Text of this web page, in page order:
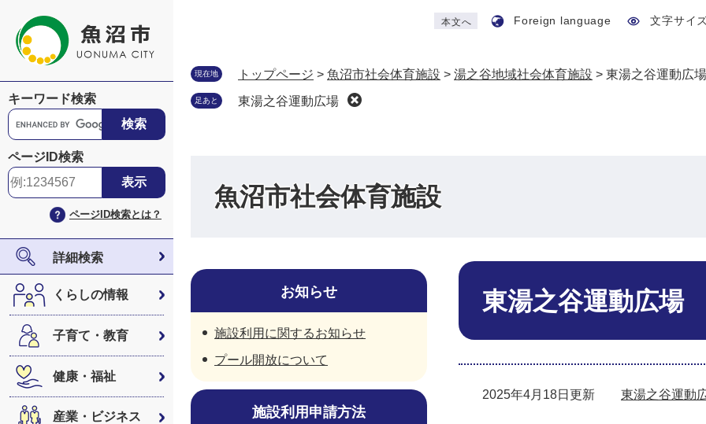
本文へ Foreign language 文字サイ
キーワード検索
G
o
o
g
ス
タ
ム
検
索
ページID検索
ページID検索とは？
詳細検索
くらしの情報
子育て・教育
健康・福祉
産業・ビジネス
現在地 トップページ > 魚沼市社会体育施設 > 湯之谷地域社会体育施設 > 東湯之谷運動広場
足あと 東湯之谷運動広場
魚沼市社会体育施設
本
東湯之谷運動広場
2025年4月18日更新 東湯之谷運動
お知らせ
施設利用に関するお知らせ
プール開放について
施設利用申請方法